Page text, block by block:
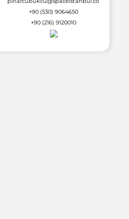
+90 (530) 9064650
+90 (216) 9120010